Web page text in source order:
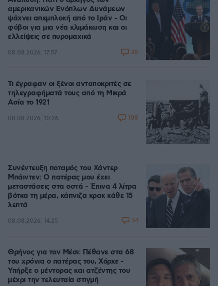
αμερικανικών Ενόπλων Δυνάμεων
ψάχνει απεμπλοκή από το Ιράν - Οι
φόβοι για μια νέα κλιμάκωση και οι
ελλείψεις σε πυρομαχικά
08.08.2026, 17:57 38
Τι έγραφαν οι ξένοι ανταποκριτές σε
τηλεγραφήματά τους από τη Μικρά
Ασία το 1921
08.08.2026, 10:26 108
Συνέντευξη ποταμός του Χάντερ
Μπάιντεν: Ο πατέρας μου έχει
μεταστάσεις στα οστά - Έπινα 4 λίτρα
βότκα τη μέρα, κάπνιζα κρακ κάθε 15
λεπτά
08.08.2026, 14:25 34
Θρήνος για τον Μέσι: Πέθανε στα 68
του χρόνια ο πατέρας του, Χόρχε -
Υπήρξε ο μέντορας και ατζέντης του
μέχρι την τελευταία στιγμή